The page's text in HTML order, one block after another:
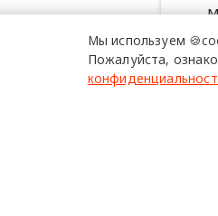
Мы используем
Пожалуйста,